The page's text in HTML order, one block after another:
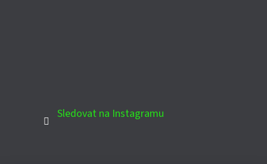
Sledovat na Instagramu